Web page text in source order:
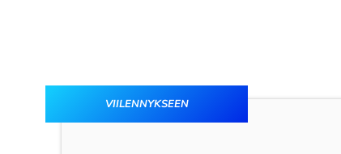
VIILENNYKSEEN